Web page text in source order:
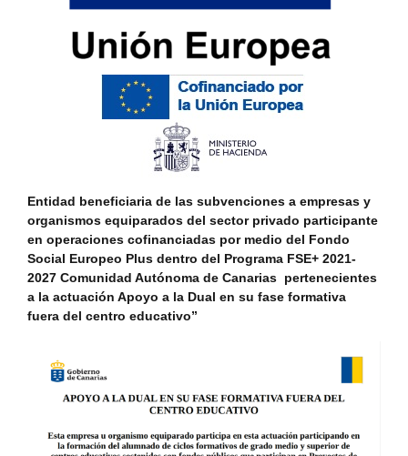
Entidad beneficiaria de las subvenciones a empresas y
organismos equiparados del sector privado participante
en operaciones cofinanciadas por medio del Fondo
Social Europeo Plus dentro del Programa FSE+ 2021-
2027 Comunidad Autónoma de Canarias pertenecientes
a la actuación Apoyo a la Dual en su fase formativa
fuera del centro educativo”